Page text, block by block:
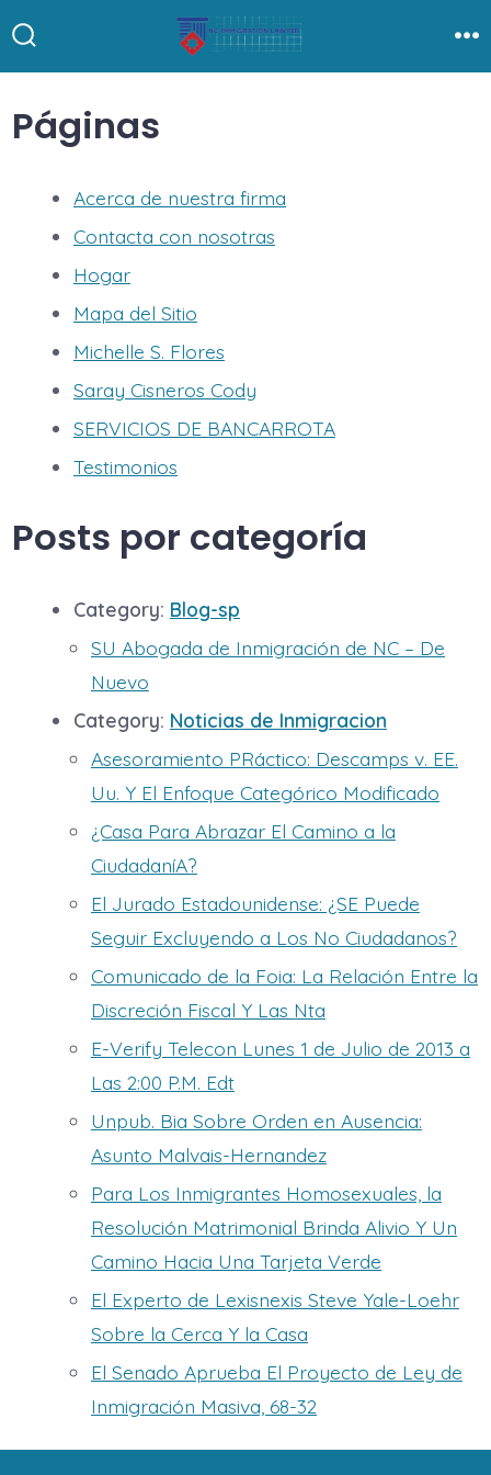
la
Páginas
Acerca de nuestra firma
Contacta con nosotras
Hogar
Mapa del Sitio
Michelle S. Flores
Saray Cisneros Cody
SERVICIOS DE BANCARROTA
Testimonios
Posts por categoría
Category: Blog-sp
SU Abogada de Inmigración de NC – De
Nuevo
Category: Noticias de Inmigracion
Asesoramiento PRáctico: Descamps v. EE.
Uu. Y El Enfoque Categórico Modificado
¿Casa Para Abrazar El Camino a la
CiudadaníA?
El Jurado Estadounidense: ¿SE Puede
Seguir Excluyendo a Los No Ciudadanos?
Comunicado de la Foia: La Relación Entre la
Discreción Fiscal Y Las Nta
E-Verify Telecon Lunes 1 de Julio de 2013 a
Las 2:00 P.M. Edt
Unpub. Bia Sobre Orden en Ausencia:
Asunto Malvais-Hernandez
Para Los Inmigrantes Homosexuales, la
Resolución Matrimonial Brinda Alivio Y Un
Camino Hacia Una Tarjeta Verde
El Experto de Lexisnexis Steve Yale-Loehr
Sobre la Cerca Y la Casa
El Senado Aprueba El Proyecto de Ley de
Inmigración Masiva, 68-32